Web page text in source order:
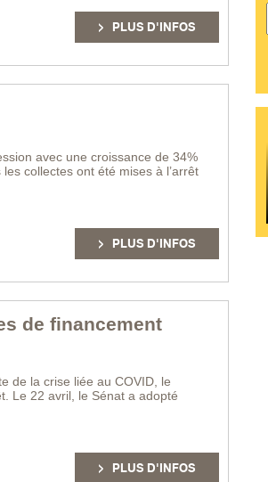
PLUS D'INFOS
avec une croissance de 34%
collectes ont été mises à l’arrêt
PLUS D'INFOS
de financement
de la crise liée au COVID, le
Le 22 avril, le Sénat a adopté
PLUS D'INFOS